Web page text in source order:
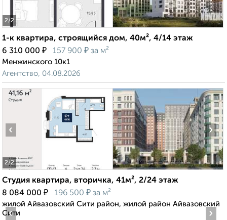
2/2
1-к квартира, строящийся дом, 40м², 4/14 этаж
6 310 000 ₽ 157 900 ₽ за м²
Менжинского 10к1
Агентство, 04.08.2026
2/2
‹ ›
Студия квартира, вторичка, 41м², 2/24 этаж
8 084 000 ₽ 196 500 ₽ за м²
жилой Айвазовский Сити район, жилой район Айвазовский
Сити
‹ ›